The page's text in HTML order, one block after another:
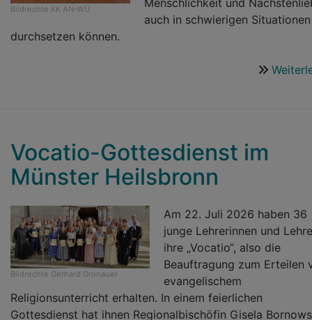
Bildrechte KK AN-WÜ
auch in schwierigen Situationen
durchsetzen können.
Vocatio-Gottesdienst im
Münster Heilsbronn
Bildrechte Gerhard Gronauer
Am 22. Juli 2026 haben 36
junge Lehrerinnen und
ihre „Vocatio“, also die
Beauftragung zum Erteilen
evangelischem
Religionsunterricht erhalten. In einem feierlichen
Gottesdienst hat ihnen Regionalbischöfin Gisela